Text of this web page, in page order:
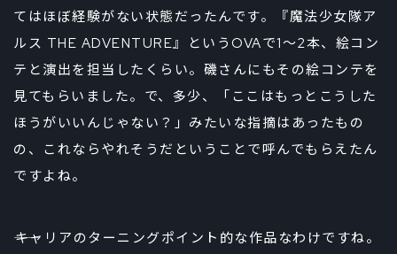
てはほぼ経験がない状態だったんです。『魔法少女隊ア
ルス THE ADVENTURE』というOVAで1～2本、絵コン
テと演出を担当したくらい。磯さんにもその絵コンテを
見てもらいました。で、多少、「ここはもっとこうした
ほうがいいんじゃない？」みたいな指摘はあったもの
の、これならやれそうだということで呼んでもらえたん
ですよね。
――キャリアのターニングポイント的な作品なわけですね。